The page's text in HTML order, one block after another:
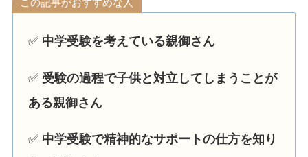
この記事がおすすめな人
✅ 中学受験を考えている親御さん
✅ 受験の過程で子供と対立してしまうことが
ある親御さん
✅ 中学受験で精神的なサポートの仕方を知り